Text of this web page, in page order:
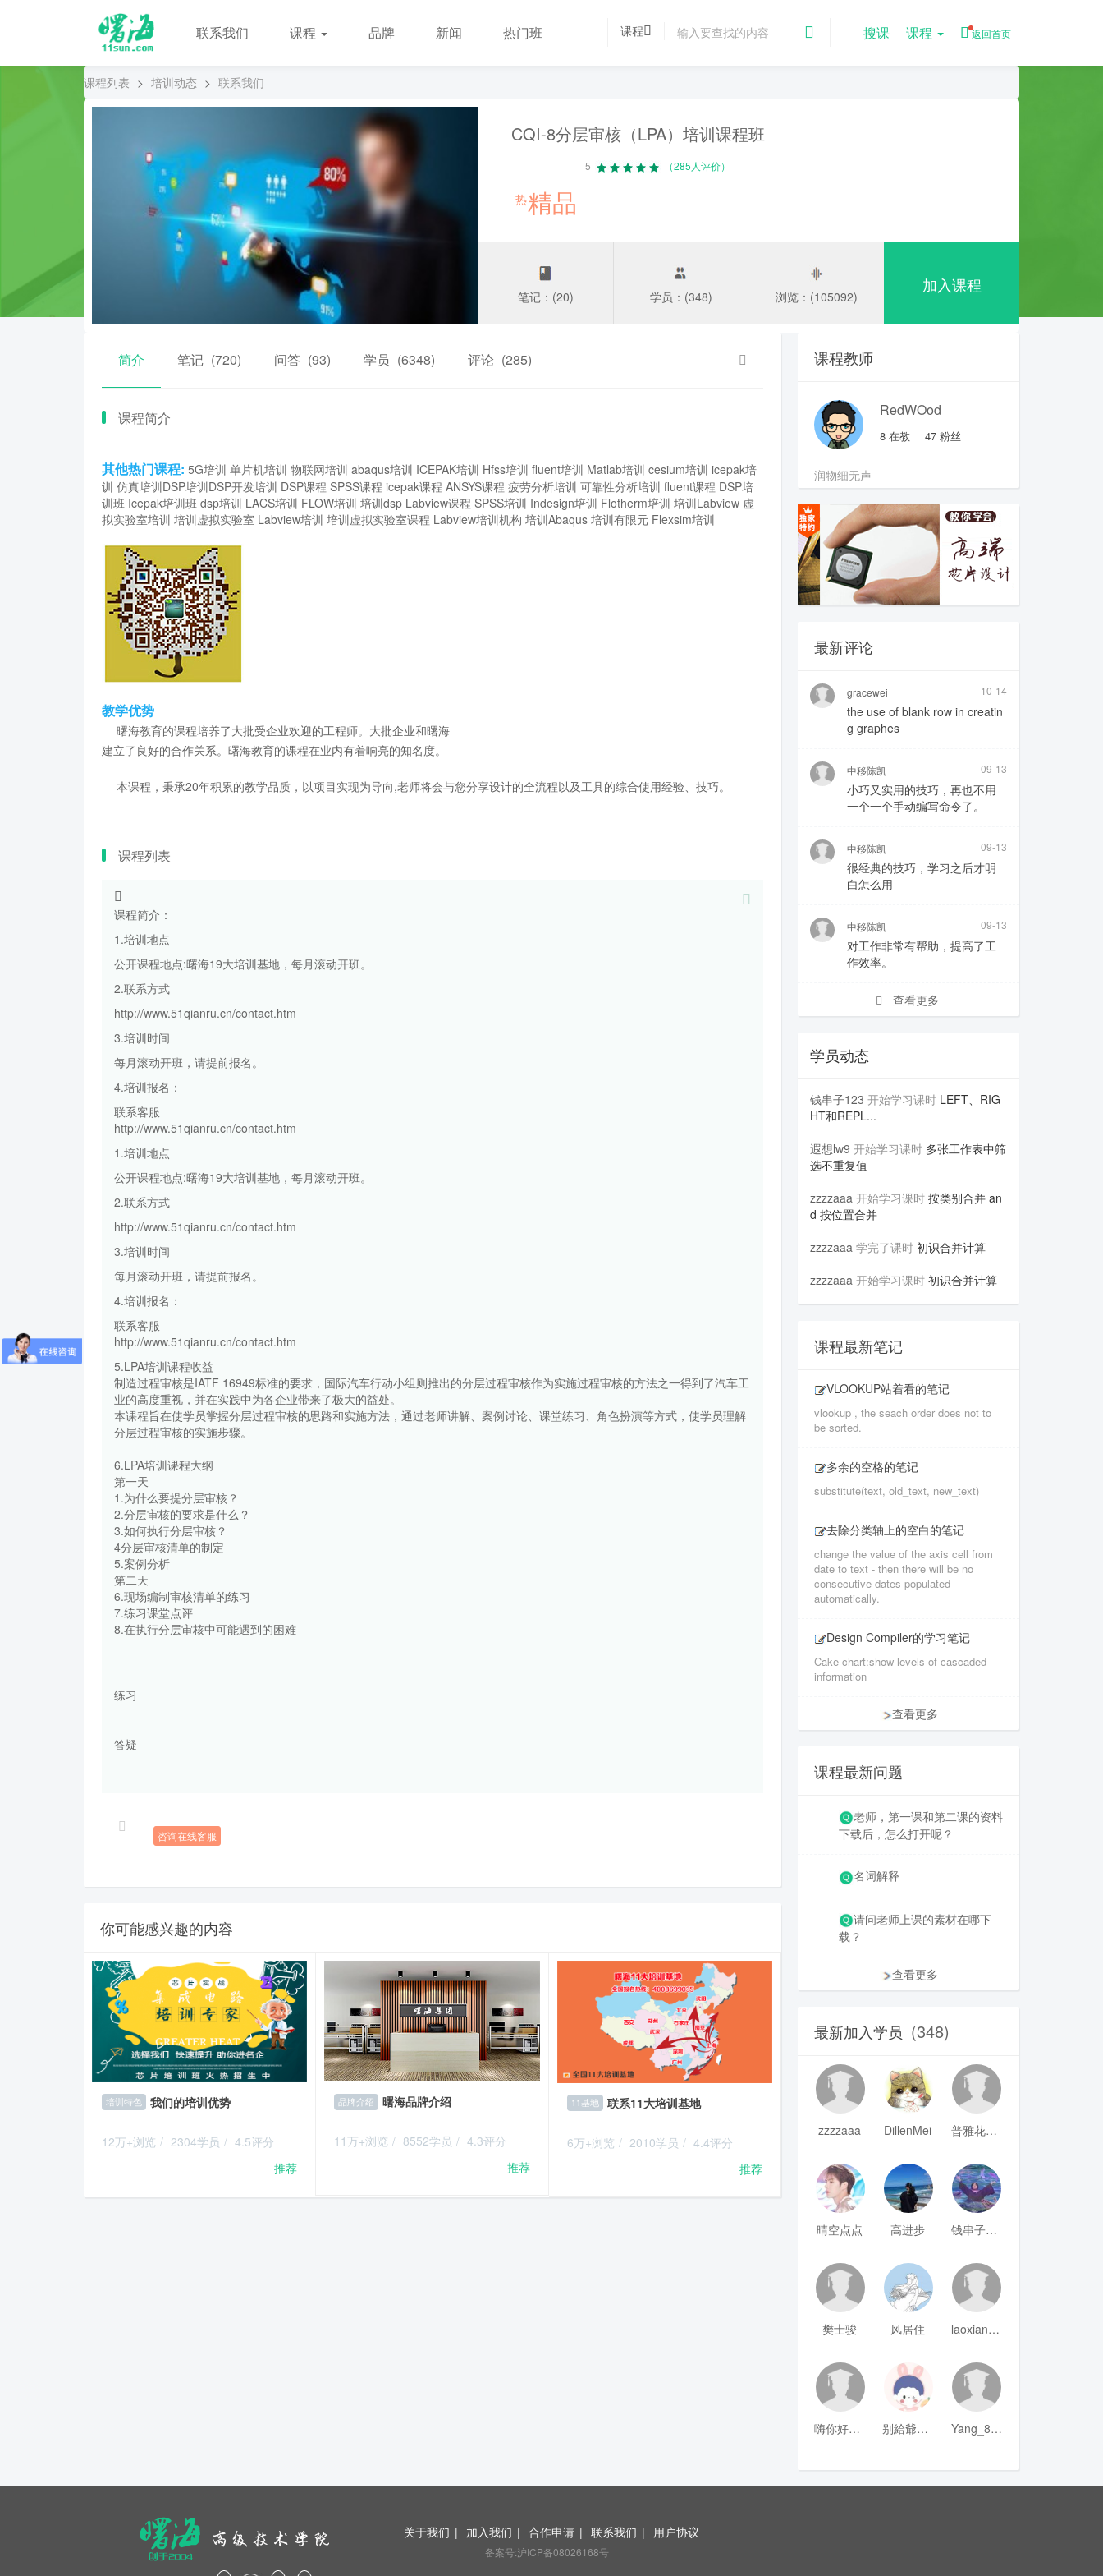
联系我们 课程 品牌 新闻 热门班 搜课 课程 返回首页
课程
课程列表 > 培训动态 > 联系我们
CQI-8分层审核（LPA）培训课程班
5 （285人评价）
热精品
笔记：(20) 学员：(348) 浏览：(105092)
加入课程
简介 笔记 (720) 问答 (93) 学员 (6348) 评论 (285)
课程简介
其他热门课程: 5G培训 单片机培训 物联网培训 abaqus培训 ICEPAK培训 Hfss培训 fluent培训 Matlab培训 cesium培训 icepak培
训 仿真培训DSP培训DSP开发培训 DSP课程 SPSS课程 icepak课程 ANSYS课程 疲劳分析培训 可靠性分析培训 fluent课程 DSP培
训班 Icepak培训班 dsp培训 LACS培训 FLOW培训 培训dsp Labview课程 SPSS培训 Indesign培训 Flotherm培训 培训Labview 虚
拟实验室培训 培训虚拟实验室 Labview培训 培训虚拟实验室课程 Labview培训机构 培训Abaqus 培训有限元 Flexsim培训
教学优势
曙海教育的课程培养了大批受企业欢迎的工程师。大批企业和曙海
建立了良好的合作关系。曙海教育的课程在业内有着响亮的知名度。
本课程，秉承20年积累的教学品质，以项目实现为导向,老师将会与您分享设计的全流程以及工具的综合使用经验、技巧。
课程列表
课程简介：
1.培训地点
公开课程地点:曙海19大培训基地，每月滚动开班。
2.联系方式
http://www.51qianru.cn/contact.htm
3.培训时间
每月滚动开班，请提前报名。
4.培训报名：
联系客服
http://www.51qianru.cn/contact.htm
1.培训地点
公开课程地点:曙海19大培训基地，每月滚动开班。
2.联系方式
http://www.51qianru.cn/contact.htm
3.培训时间
每月滚动开班，请提前报名。
4.培训报名：
联系客服
http://www.51qianru.cn/contact.htm
5.LPA培训课程收益
制造过程审核是IATF 16949标准的要求，国际汽车行动小组则推出的分层过程审核作为实施过程审核的方法之一得到了汽车工
业的高度重视，并在实践中为各企业带来了极大的益处。
本课程旨在使学员掌握分层过程审核的思路和实施方法，通过老师讲解、案例讨论、课堂练习、角色扮演等方式，使学员理解
分层过程审核的实施步骤。
6.LPA培训课程大纲
第一天
1.为什么要提分层审核？
2.分层审核的要求是什么？
3.如何执行分层审核？
4分层审核清单的制定
5.案例分析
第二天
6.现场编制审核清单的练习
7.练习课堂点评
8.在执行分层审核中可能遇到的困难
练习
答疑
咨询在线客服
你可能感兴趣的内容
培训特色 我们的培训优势
12万+浏览 / 2304学员 / 4.5评分
推荐
品牌介绍 曙海品牌介绍
11万+浏览 / 8552学员 / 4.3评分
推荐
11基地 联系11大培训基地
6万+浏览 / 2010学员 / 4.4评分
推荐
课程教师
RedWOod
8 在教 47 粉丝
润物细无声
最新评论
gracewei 10-14
the use of blank row in creatin
g graphes
中移陈凯 09-13
小巧又实用的技巧，再也不用
一个一个手动编写命令了。
中移陈凯 09-13
很经典的技巧，学习之后才明
白怎么用
中移陈凯 09-13
对工作非常有帮助，提高了工
作效率。
查看更多
学员动态
钱串子123 开始学习课时 LEFT、RIG
HT和REPL...
遐想lw9 开始学习课时 多张工作表中筛
选不重复值
zzzzaaa 开始学习课时 按类别合并 an
d 按位置合并
zzzzaaa 学完了课时 初识合并计算
zzzzaaa 开始学习课时 初识合并计算
课程最新笔记
VLOOKUP站着看的笔记
vlookup , the seach order does not to
be sorted.
多余的空格的笔记
substitute(text, old_text, new_text)
去除分类轴上的空白的笔记
change the value of the axis cell from
date to text - then there will be no
consecutive dates populated
automatically.
Design Compiler的学习笔记
Cake chart:show levels of cascaded
information
查看更多
课程最新问题
老师，第一课和第二课的资料
下载后，怎么打开呢？
名词解释
请问老师上课的素材在哪下
载？
查看更多
最新加入学员 (348)
zzzzaaa DillenMei 普雅花qya
晴空点点 高进步 钱串子123
樊士骏 风居住 laoxianrou
嗨你好8mm 别給爺装纯 Yang_811
关于我们 | 加入我们 | 合作申请 | 联系我们 | 用户协议
备案号:沪ICP备08026168号